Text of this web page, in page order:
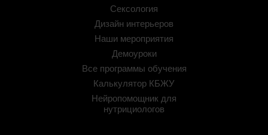
Сексология
Дизайн интерьеров
Наши мероприятия
Демоуроки
Все программы обучения
Калькулятор КБЖУ
Нейропомощник для
нутрициологов